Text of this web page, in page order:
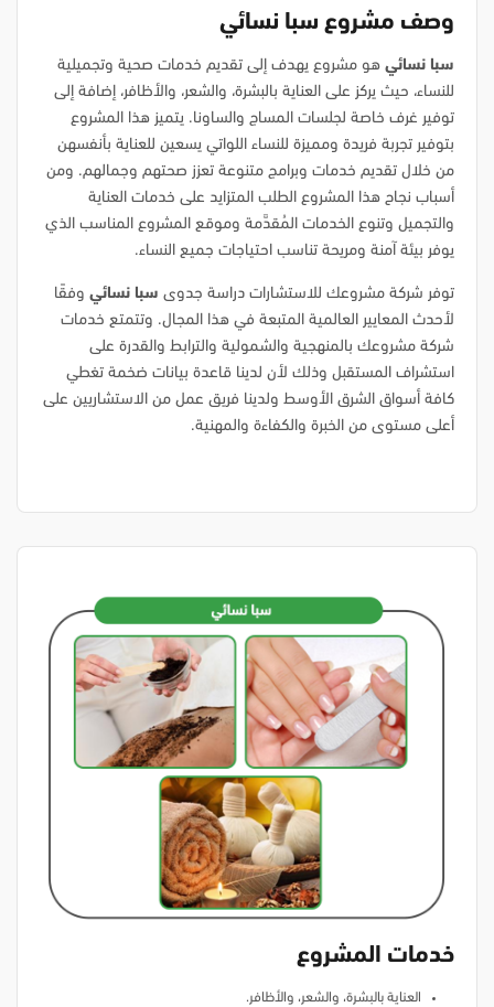
وصف مشروع سبا نسائي
سبا نسائي هو مشروع يهدف إلى تقديم خدمات صحية وتجميلية
للنساء، حيث يركز على العناية بالبشرة، والشعر، والأظافر، إضافة إلى
توفير غرف خاصة لجلسات المساج والساونا. يتميز هذا المشروع
بتوفير تجربة فريدة ومميزة للنساء اللواتي يسعين للعناية بأنفسهن
من خلال تقديم خدمات وبرامج متنوعة تعزز صحتهم وجمالهم. ومن
أسباب نجاح هذا المشروع الطلب المتزايد على خدمات العناية
والتجميل وتنوع الخدمات المُقدَّمة وموقع المشروع المناسب الذي
يوفر بيئة آمنة ومريحة تناسب احتياجات جميع النساء.
توفر شركة مشروعك للاستشارات دراسة جدوى سبا نسائي وفقًا
لأحدث المعايير العالمية المتبعة في هذا المجال. وتتمتع خدمات
شركة مشروعك بالمنهجية والشمولية والترابط والقدرة على
استشراف المستقبل وذلك لأن لدينا قاعدة بيانات ضخمة تغطي
كافة أسواق الشرق الأوسط ولدينا فريق عمل من الاستشاريين على
أعلى مستوى من الخبرة والكفاءة والمهنية.
خدمات المشروع
العناية بالبشرة، والشعر، والأظافر.